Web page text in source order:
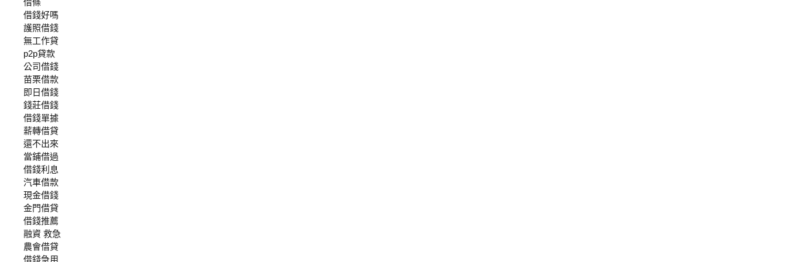
借條
借錢好嗎
護照借錢
無工作貸
p2p貸款
公司借錢
苗栗借款
即日借錢
錢莊借錢
借錢單據
薪轉借貸
還不出來
當鋪借過
借錢利息
汽車借款
現金借錢
金門借貸
借錢推薦
融資 救急
農會借貸
借錢急用